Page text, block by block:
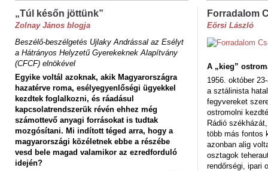
„Túl későn jöttünk”
Zolnay János blogja
Beszélő-beszélgetés Ujlaky Andrással az Esélyt
a Hátrányos Helyzetű Gyerekeknek Alapítvány
(CFCF) elnökével
Egyike voltál azoknak, akik Magyarországra
hazatérve roma, esélyegyenlőségi ügyekkel
kezdtek foglalkozni, és ráadásul
kapcsolatrendszerük révén ehhez még
számottevő anyagi forrásokat is tudtak
mozgósítani. Mi indított téged arra, hogy a
magyarországi közéletnek ebbe a részébe
vesd bele magad valamikor az ezredforduló
idején?
Forradalom
Eörsi László
A „kieg”
1956. október
a sztálinista
fegyvereket
ostromolni
Rádió
több más fontos
azonban alig
osztagok
rendőrségi, ipari